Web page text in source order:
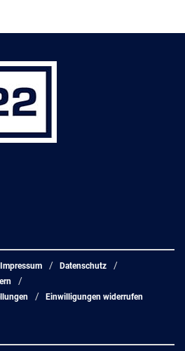
Impressum
Datenschutz
Einwilligungen widerrufen